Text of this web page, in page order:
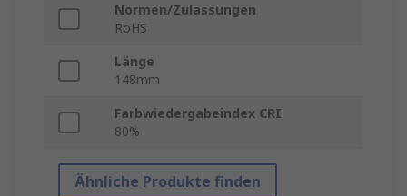
Normen/Zulassungen
RoHS
Länge
148mm
Farbwiedergabeindex CRI
80%
Ähnliche Produkte finden